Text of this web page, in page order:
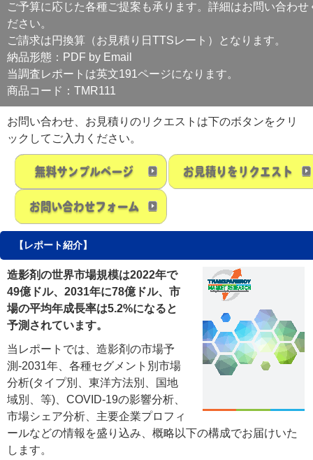
ご予算に応じた各種ご提案も承ります。詳細はお問い合わせ
ださい。
ご請求は円換算（お見積り日TTSレート）となります。
納品形態：PDF by Email
当調査レポートは英文191ページになります。
商品コード：TMR111
お問い合わせ、お見積りのリクエストは下のボタンをクリ
ックしてご入力ください。
【レポート紹介】
造影剤の世界市場規模は2022年で
49億ドル、2031年に78億ドル、市
場の平均年成長率は5.2%になると
予測されています。
当レポートでは、造影剤の市場予
測-2031年、各種セグメント別市場
分析(タイプ別、東洋方法別、国地
域別、等)、COVID-19の影響分析、
市場シェア分析、主要企業プロフィ
ールなどの情報を盛り込み、概略以下の構成でお届けいた
します。